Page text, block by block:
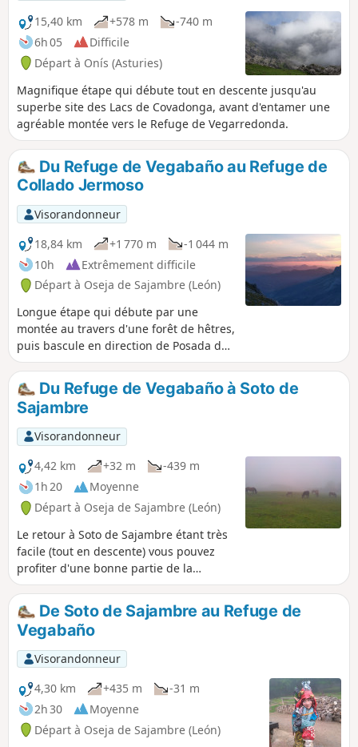
15,40 km
+578 m
-740 m
6h 05
Difficile
Départ à Onís (Asturies)
Magnifique étape qui débute tout en descente jusqu'au
superbe site des Lacs de Covadonga, avant d'entamer une
agréable montée vers le Refuge de Vegarredonda.
Du Refuge de Vegabaño au Refuge de
Collado Jermoso
Visorandonneur
18,84 km
+1 770 m
-1 044 m
10h
Extrêmement difficile
Départ à Oseja de Sajambre (León)
Longue étape qui débute par une
montée au travers d'une forêt de hêtres,
puis bascule en direction de Posada de
Valdeon pour longer une vallée en
légère descente, avant d'entamer les
très difficiles ascensions du Canal de
Asotin, El Beron, le Canal de Congosto.
Pour enfin arriver au magnifique site de
Collado Jermoso sur lequel est perché le
refuge.
Du Refuge de Vegabaño à Soto de
Sajambre
Visorandonneur
4,42 km
+32 m
-439 m
1h 20
Moyenne
Départ à Oseja de Sajambre (León)
Le retour à Soto de Sajambre étant très
facile (tout en descente) vous pouvez
profiter d'une bonne partie de la
journée pour explorer les lieux.
Demandez aux gardes du refuge de
vous préparer un pique-nique, vous
pourrez le déguster assis dans l'herbe
de la Majada de Vegabaño.
De Soto de Sajambre au Refuge de
Vegabaño
Visorandonneur
4,30 km
+435 m
-31 m
2h 30
Moyenne
Départ à Oseja de Sajambre (León)